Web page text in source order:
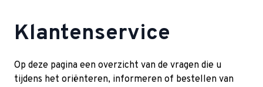
Klantenservice
Op deze pagina een overzicht van de vragen die u
tijdens het oriënteren, informeren of bestellen van